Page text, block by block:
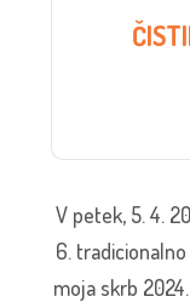
V petek, 5. 4.
6.
moja skrb